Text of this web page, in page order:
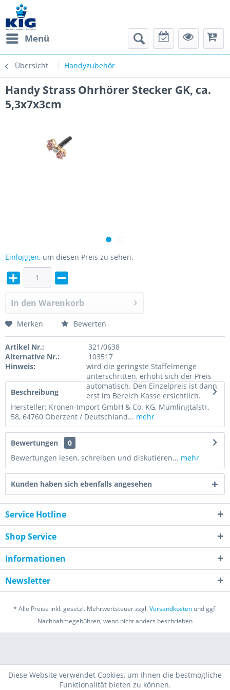
Menü
Übersicht Handyzubehör
Handy Strass Ohrhörer Stecker GK, ca.
5,3x7x3cm
Einloggen, um diesen Preis zu sehen.
In den Warenkorb
Merken Bewerten
Artikel Nr.:
321/0638
Alternative Nr.:
103517
Hinweis:
wird die geringste Staffelmenge
unterschritten, erhöht sich der Preis
automatisch. Den Einzelpreis ist dann
erst im Bereich Kasse ersichtlich.
Beschreibung
Hersteller: Kronen-Import GmbH & Co. KG, Mümlingtalstr.
58, 64760 Oberzent / Deutschland... mehr
Bewertungen
0
Bewertungen lesen, schreiben und diskutieren... mehr
Kunden haben sich ebenfalls angesehen
Service Hotline
Shop Service
Informationen
Newsletter
* Alle Preise inkl. gesetzl. Mehrwertsteuer zzgl.Versandkosten und ggf.
Nachnahmegebühren, wenn nicht anders beschrieben
Diese Website verwendet Cookies, um Ihnen die bestmögliche
Funktionalität bieten zu können.